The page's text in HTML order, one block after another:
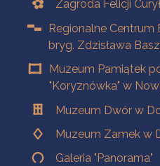
Zagroda Felicji
Regionalne Centrum
bryg. Zdzisława
Muzeum Pamiątek
"Koryznówka" w
Muzeum Dwór w
Muzeum Zamek w
Galeria "Panorama"